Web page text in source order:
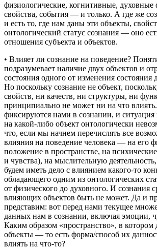
физиологические, когнитивные,
свойства, события — и только. А где же
и есть то, где нам даны эти объекты,
онтологический статус сознания — оно
отношения субъекта и объектов.
• Влияет ли сознание на поведение?
подразумевает наличие двух объектов и
состояния одного от изменения состояния
Но поскольку сознание не объект,
свойств, ни качеств, ни структуры, ни
принципиально не может ни на что
фиксируются нами в сознании, и ситуация
на какой-либо объект онтологически
что, если мы начнем перечислять все
влияния на поведение человека — на его
положение в пространстве, на
и чувства), на мыслительную
будем иметь дело с влиянием какого-то
обладающего одним из онтологических
от физического до духовного. И сознания
влияющих объектов быть не может. Да и
представим: вот перед нами текущее
данных нам в сознании, включая эмоции,
Каким образом «пространство», в котором
объекты — то есть форма/способ их
влиять на что-то?